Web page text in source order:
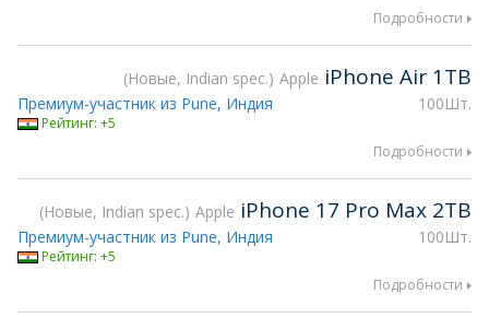
Подробности
Новые, Indian spec. Apple iPhone Air 1TB
100Шт.
Премиум-участник из Pune, Индия
Рейтинг: +5
Подробности
Новые, Indian spec. Apple iPhone 17 Pro Max 2TB
100Шт.
Премиум-участник из Pune, Индия
Рейтинг: +5
Подробности